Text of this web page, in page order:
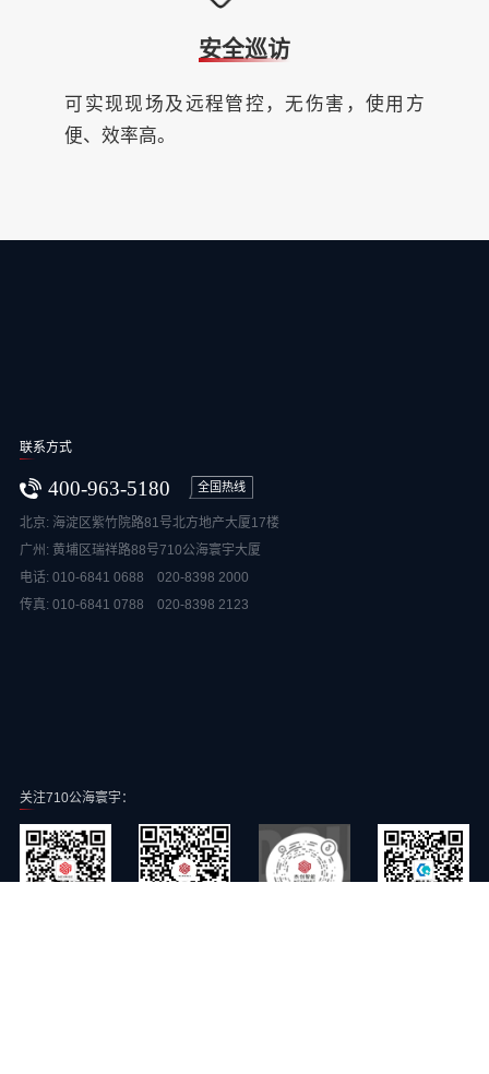
安全巡访
可实现现场及远程管控，无伤害，使用方
便、效率高。
联系方式
400-963-5180 全国热线
北京: 海淀区紫竹院路81号北方地产大厦17楼
广州: 黄埔区瑞祥路88号710公海寰宇大厦
电话: 010-6841 0688 020-8398 2000
传真: 010-6841 0788 020-8398 2123
关注710公海寰宇：